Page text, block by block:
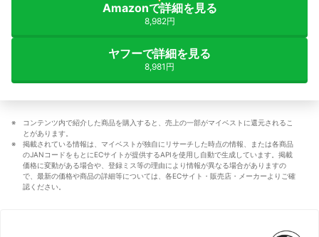
Amazonで詳細を見る
8,982円
ヤフーで詳細を見る
8,981円
コンテンツ内で紹介した商品を購入すると、売上の一部がマイベストに還元されるこ
とがあります。
掲載されている情報は、マイベストが独自にリサーチした時点の情報、または各商品
のJANコードをもとにECサイトが提供するAPIを使用し自動で生成しています。掲載
価格に変動がある場合や、登録ミス等の理由により情報が異なる場合がありますの
で、最新の価格や商品の詳細等については、各ECサイト・販売店・メーカーよりご確
認ください。